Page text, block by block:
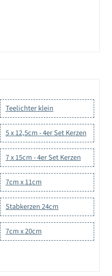
Teelichter klein
5 x 12,5cm - 4er Set Kerzen
7 x 15cm - 4er Set Kerzen
7cm x 11cm
Stabkerzen 24cm
7cm x 20cm